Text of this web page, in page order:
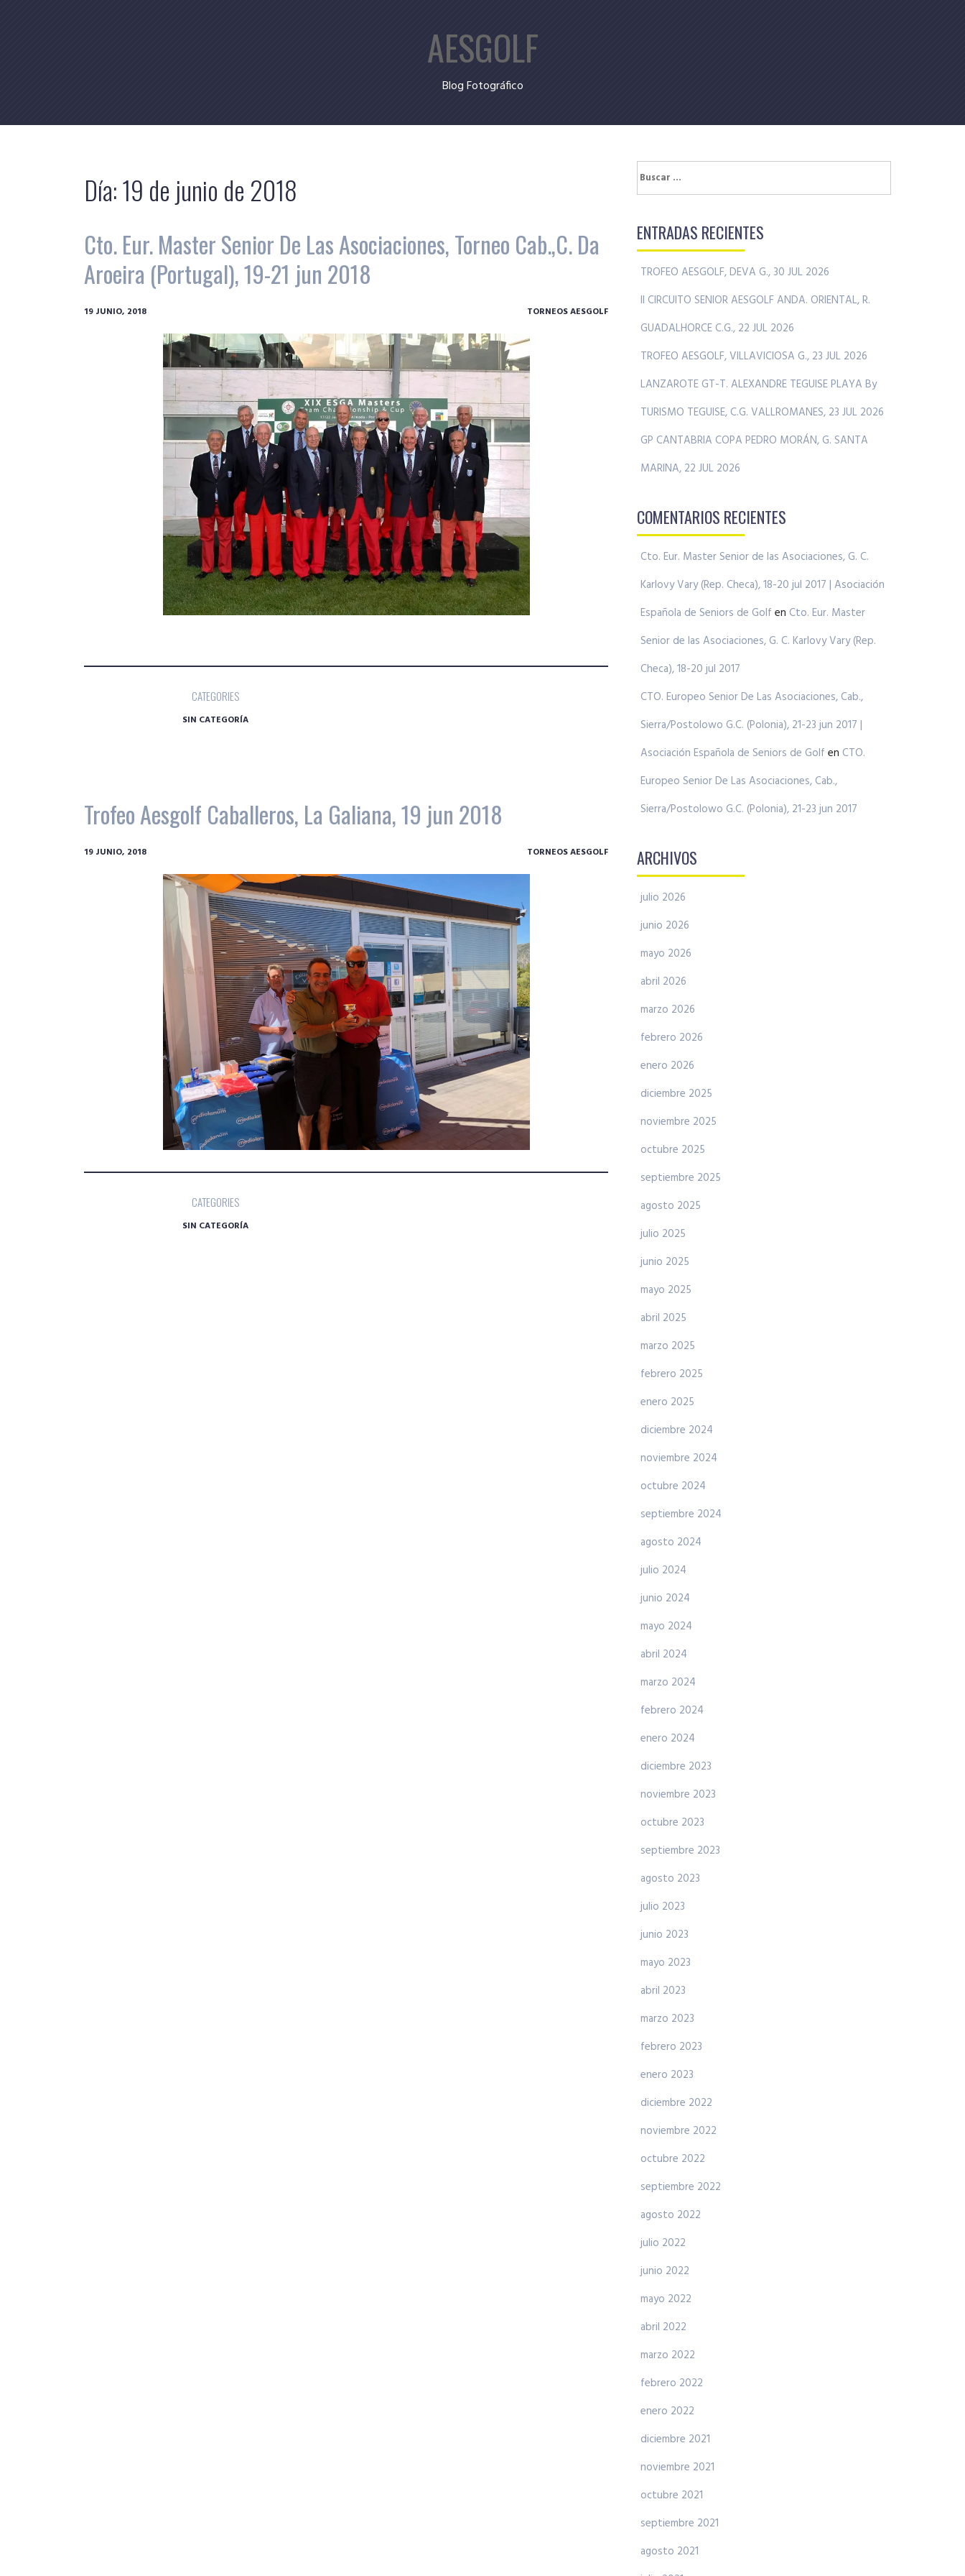
AESGOLF
Blog Fotográfico
Día:19 de junio de 2018
Cto. Eur. Master Senior De Las Asociaciones, Torneo Cab.,C. Da
Aroeira (Portugal), 19-21 jun 2018
19 JUNIO, 2018 TORNEOS AESGOLF
CATEGORIES
SIN CATEGORÍA
Trofeo Aesgolf Caballeros, La Galiana, 19 jun 2018
19 JUNIO, 2018 TORNEOS AESGOLF
CATEGORIES
SIN CATEGORÍA
Buscar:
ENTRADAS RECIENTES
TROFEO AESGOLF, DEVA G., 30 JUL 2026
II CIRCUITO SENIOR AESGOLF ANDA. ORIENTAL, R.
GUADALHORCE C.G., 22 JUL 2026
TROFEO AESGOLF, VILLAVICIOSA G., 23 JUL 2026
LANZAROTE GT-T. ALEXANDRE TEGUISE PLAYA By
TURISMO TEGUISE, C.G. VALLROMANES, 23 JUL 2026
GP CANTABRIA COPA PEDRO MORÁN, G. SANTA
MARINA, 22 JUL 2026
COMENTARIOS RECIENTES
Cto. Eur. Master Senior de las Asociaciones, G. C.
Karlovy Vary (Rep. Checa), 18-20 jul 2017 | Asociación
Española de Seniors de Golf en Cto. Eur. Master
Senior de las Asociaciones, G. C. Karlovy Vary (Rep.
Checa), 18-20 jul 2017
CTO. Europeo Senior De Las Asociaciones, Cab.,
Sierra/Postolowo G.C. (Polonia), 21-23 jun 2017 |
Asociación Española de Seniors de Golf en CTO.
Europeo Senior De Las Asociaciones, Cab.,
Sierra/Postolowo G.C. (Polonia), 21-23 jun 2017
ARCHIVOS
julio 2026
junio 2026
mayo 2026
abril 2026
marzo 2026
febrero 2026
enero 2026
diciembre 2025
noviembre 2025
octubre 2025
septiembre 2025
agosto 2025
julio 2025
junio 2025
mayo 2025
abril 2025
marzo 2025
febrero 2025
enero 2025
diciembre 2024
noviembre 2024
octubre 2024
septiembre 2024
agosto 2024
julio 2024
junio 2024
mayo 2024
abril 2024
marzo 2024
febrero 2024
enero 2024
diciembre 2023
noviembre 2023
octubre 2023
septiembre 2023
agosto 2023
julio 2023
junio 2023
mayo 2023
abril 2023
marzo 2023
febrero 2023
enero 2023
diciembre 2022
noviembre 2022
octubre 2022
septiembre 2022
agosto 2022
julio 2022
junio 2022
mayo 2022
abril 2022
marzo 2022
febrero 2022
enero 2022
diciembre 2021
noviembre 2021
octubre 2021
septiembre 2021
agosto 2021